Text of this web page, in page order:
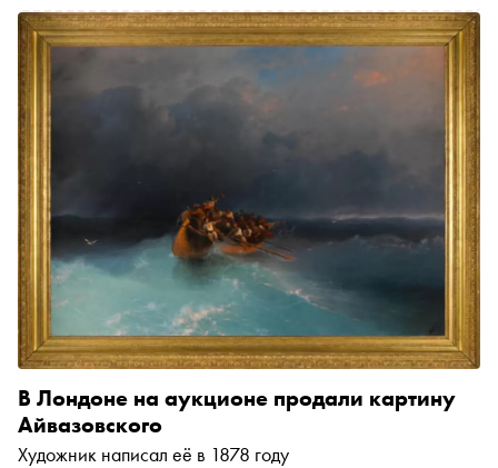
В Лондоне на аукционе продали картину
Айвазовского
Художник написал её в 1878 году